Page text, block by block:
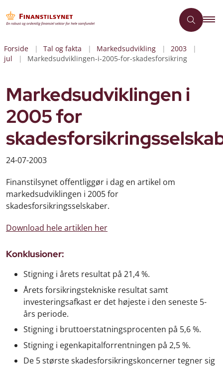
Forside Tal og fakta Markedsudvikling
2003
jul
Markedsudviklingen-i-2005-for-skadesforsikring
Markedsudviklingen i
2005 for
24-07-2003
Finanstilsynet offentliggør i dag en artikel om
markedsudviklingen i 2005 for
skadesforsikringsselskaber.
Download hele artiklen her
Konklusioner:
Stigning i årets resultat på 21,4 %.
Årets forsikringstekniske resultat samt
investeringsafkast er det højeste i den seneste 5-
års periode.
Stigning i bruttoerstatningsprocenten på 5,6 %.
Stigning i egenkapitalforrentningen på 2,5 %.
De 5 største skadesforsikringskoncerner tegner sig